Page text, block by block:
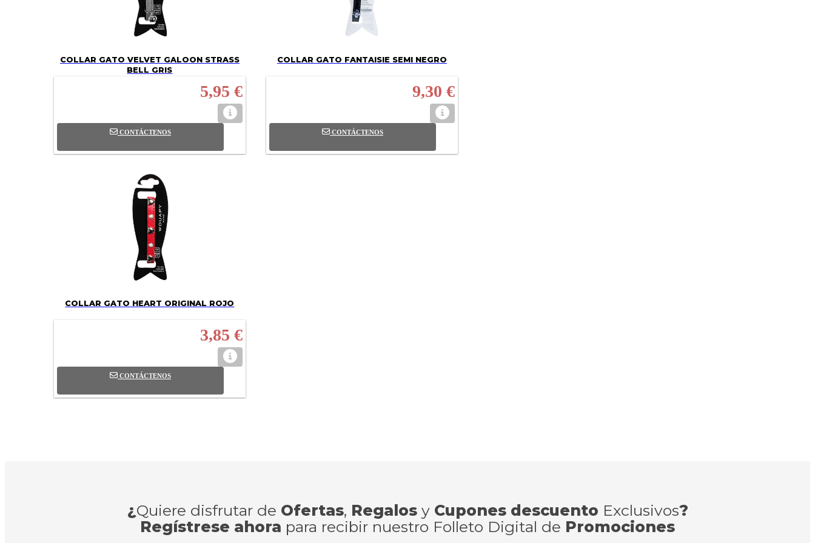
COLLAR GATO VELVET GALOON STRASS
BELL GRIS
5,95 €
CONTÁCTENOS
COLLAR GATO FANTAISIE SEMI NEGRO
9,30 €
CONTÁCTENOS
COLLAR GATO HEART ORIGINAL ROJO
3,85 €
CONTÁCTENOS
¿Quiere disfrutar de Ofertas, Regalosy Cupones descuento Exclusivos?
Regístrese ahora para recibir nuestro Folleto Digital de Promociones